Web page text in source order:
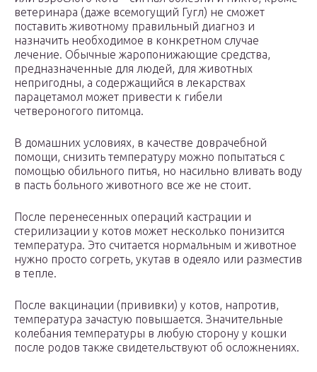
ветеринара (даже всемогущий Гугл) не сможет
поставить животному правильный диагноз и
назначить необходимое в конкретном случае
лечение. Обычные жаропонижающие средства,
предназначенные для людей, для животных
непригодны, а содержащийся в лекарствах
парацетамол может привести к гибели
четвероногого питомца.
В домашних условиях, в качестве доврачебной
помощи, снизить температуру можно попытаться с
помощью обильного питья, но насильно вливать воду
в пасть больного животного все же не стоит.
После перенесенных операций кастрации и
стерилизации у котов может несколько понизится
температура. Это считается нормальным и животное
нужно просто согреть, укутав в одеяло или разместив
в тепле.
После вакцинации (прививки) у котов, напротив,
температура зачастую повышается. Значительные
колебания температуры в любую сторону у кошки
после родов также свидетельствуют об осложнениях.